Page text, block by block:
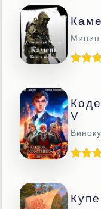
Минин
V